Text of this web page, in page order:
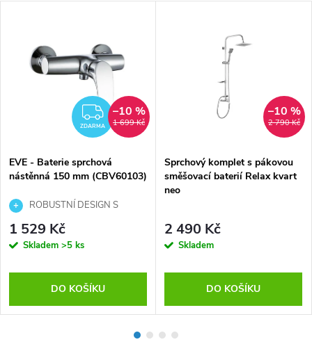
ZDARMA
ZDARMA 1 699 Kč
–10 %
EVE - Baterie sprchová
nástěnná 150 mm (CBV60103)
ROBUSTNÍ DESIGN S
EFEKTNÍM RAMÍNKEM
1 529 Kč
Skladem >5 ks
DO KOŠÍKU
2 790 Kč
–10 %
Sprchový komplet s pákovou
směšovací baterií Relax kvart
neo
2 490 Kč
Skladem
DO KOŠÍKU